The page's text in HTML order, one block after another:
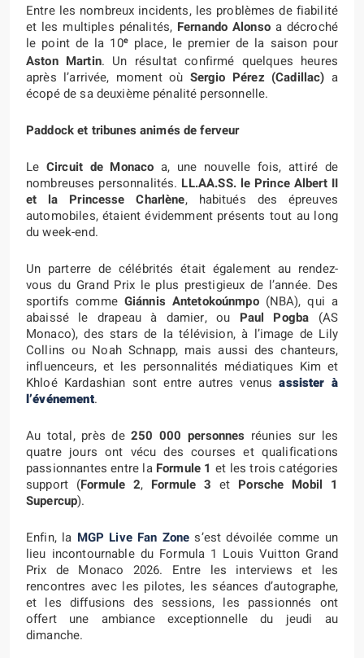
Entre les nombreux incidents, les problèmes de fiabilité
et les multiples pénalités, Fernando Alonsoa décroché
le point de la 10eplace, le premier de la saison pour
Aston Martin. Un résultat confirmé quelques heures
après l’arrivée, moment où Sergio Pérez (Cadillac) a
écopé de sa deuxième pénalité personnelle.
Paddock et tribunes animés de ferveur
Le Circuit de Monaco a, une nouvelle fois, attiré de
nombreuses personnalités. LL.AA.SS. le Prince Albert II
et la Princesse Charlène, habitués des épreuves
automobiles, étaient évidemment présents tout au long
du week-end.
Un parterre de célébrités était également au rendez-
vous du Grand Prix le plus prestigieux de l’année. Des
sportifs comme Giánnis Antetokoúnmpo(NBA), qui a
abaissé le drapeau à damier, ou Paul Pogba (AS
Monaco), des stars de la télévision, à l’image de Lily
Collins ou Noah Schnapp, mais aussi des chanteurs,
influenceurs, et les personnalités médiatiques Kim et
Khloé Kardashian sont entre autres venusassister à
l’événement.
Au total, près de250 000 personnes réunies sur les
quatre jours ont vécu des courses et qualifications
passionnantes entre la Formule 1 et les trois catégories
support (Formule 2, Formule 3 et Porsche Mobil 1
Supercup).
Enfin, la MGP Live Fan Zone s’est dévoilée comme un
lieu incontournable du Formula 1 Louis Vuitton Grand
Prix de Monaco 2026. Entre les interviews et les
rencontres avec les pilotes, les séances d’autographe,
et les diffusions des sessions, les passionnés ont
offert une ambiance exceptionnelle du jeudi au
dimanche.